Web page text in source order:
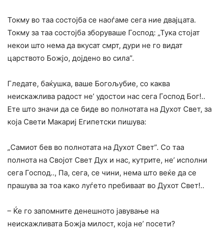
Токму во таа состојба се наоѓаме сега ние двајцата.
Токму за таа состојба зборуваше Господ: „Тука стојат
некои што нема да вкусат смрт, дури не го видат
царството Божјо, дојдено во сила”.
Гледате, баќушка, ваше Богољубие, co каква
неискажлива радост не’ удостои нас сега Господ Бог!..
Ете што значи да се биде во полнотата на Духот Свет, за
која Свети Макариј Египетски пишува:
„Самиот бев во полнотата на Духот Свет”. Co таа
полнота на Својот Свет Дух и нас, кутрите, не’ исполни
сега Господ.., Па, сега, се чини, нема што веќе да се
прашува за тоа како луѓето пребиваат во Духот Свет!..
– Ќе го запомните денешното јавување на
неискажливата Божја милост, која не’ посети?